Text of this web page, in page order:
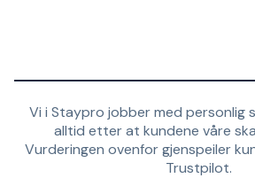
Vi i Staypro jobber med personlig
alltid etter at kundene våre
Vurderingen ovenfor gjenspeiler
Trustpilot.